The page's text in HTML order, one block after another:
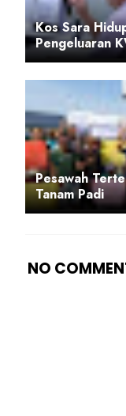
Kos Sara
Pengeluaran
Pesawah
Tanam Padi
NO